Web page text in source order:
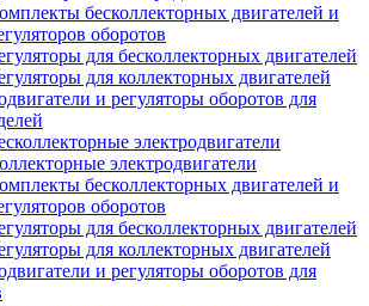
бесколлекторных двигателей и
оборотов
для бесколлекторных двигателей
для коллекторных двигателей
и регуляторы оборотов для
электродвигатели
электродвигатели
бесколлекторных двигателей и
оборотов
для бесколлекторных двигателей
для коллекторных двигателей
и регуляторы оборотов для